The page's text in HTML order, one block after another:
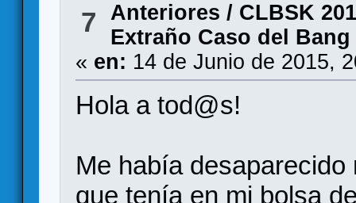
7 Anteriores / CLBSK
Extraño Caso del
« en: 14 de Junio de 2015,
Hola a tod@s!
Me había
que tenía en mi bolsa